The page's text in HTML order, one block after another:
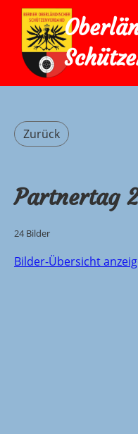
Zurück
Partnertag
24 Bilder
Bilder-Übersicht